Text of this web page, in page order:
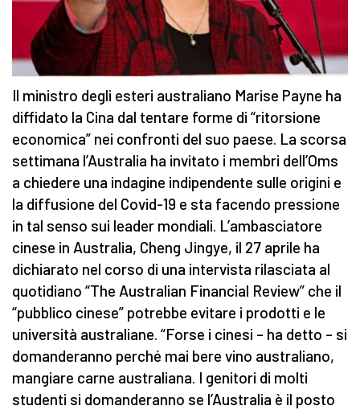
Il ministro degli esteri australiano Marise Payne ha
diffidato la Cina dal tentare forme di “ritorsione
economica” nei confronti del suo paese. La scorsa
settimana l’Australia ha invitato i membri dell’Oms
a chiedere una indagine indipendente sulle origini e
la diffusione del Covid-19 e sta facendo pressione
in tal senso sui leader mondiali. L’ambasciatore
cinese in Australia, Cheng Jingye, il 27 aprile ha
dichiarato nel corso di una intervista rilasciata al
quotidiano “The Australian Financial Review” che il
“pubblico cinese” potrebbe evitare i prodotti e le
università australiane. “Forse i cinesi – ha detto – si
domanderanno perché mai bere vino australiano,
mangiare carne australiana. I genitori di molti
studenti si domanderanno se l’Australia è il posto